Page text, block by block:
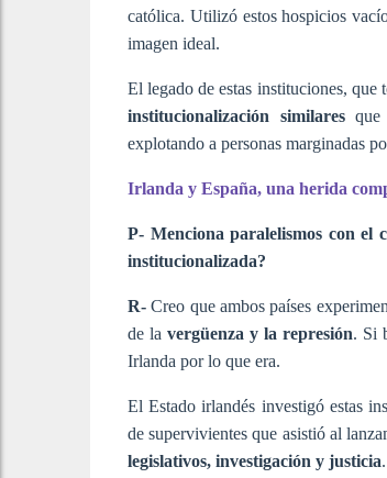
católica. Utilizó estos hospicios
imagen ideal.
El legado de estas instituciones, que
institucionalización similaresque
explotando a personas marginadas
Irlanda y España, una herida
P- Menciona paralelismos con el
institucionalizada?
R- Creo que ambos países
de lavergüenza y la represión. Si
Irlanda por lo que era.
El Estado irlandés investigó estas
de supervivientes que asistió al
legislativos, investigación y justicia